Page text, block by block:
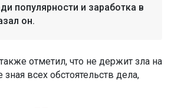
популярности и заработка в
он.
отметил, что не держит зла на
всех обстоятельств дела,